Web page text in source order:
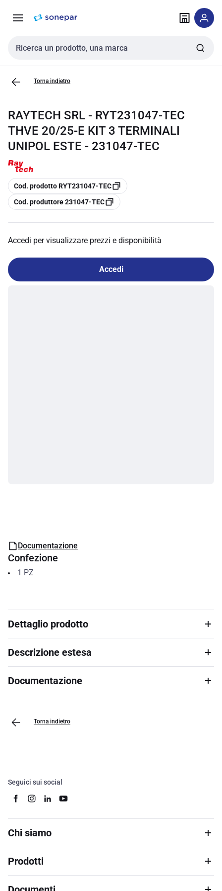
navigazione alla
Cerca input
Torna indietro
RAYTECH SRL - RYT231047-TEC
THVE 20/25-E KIT 3 TERMINALI
UNIPOL ESTE - 231047-TEC
copia
Cod. prodotto RYT231047-TEC
copia
Cod. produttore 231047-TEC
Accedi per visualizzare prezzi e disponibilità
Accedi
Documentazione
Confezione
1 PZ
Dettaglio prodotto
Descrizione estesa
Documentazione
Torna indietro
Seguici sui social
Chi siamo
Prodotti